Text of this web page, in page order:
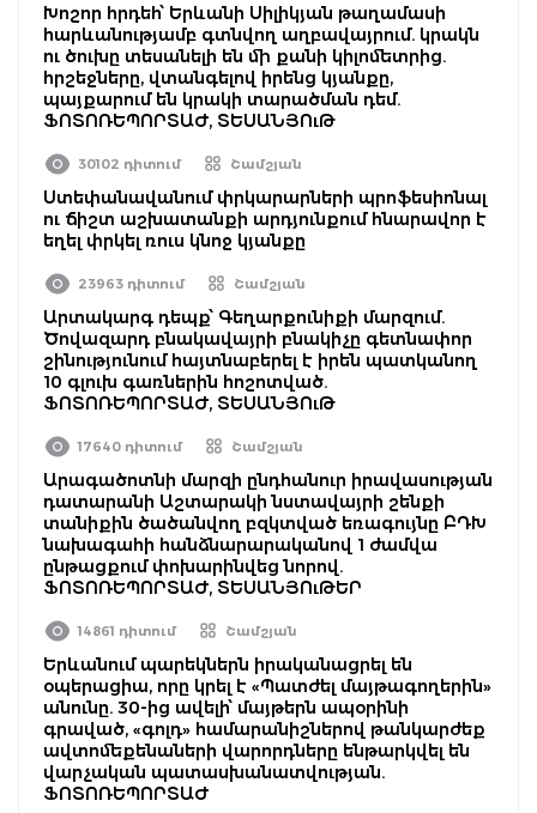
Խոշոր հրդեհ՝ Երևանի Սիլիկյան թաղամասի
հարևանությամբ գտնվող աղբավայրում. կրակն
ու ծուխը տեսանելի են մի քանի կիլոմետրից.
հրշեջները, վտանգելով իրենց կյանքը,
պայքարում են կրակի տարածման դեմ.
ՖՈՏՈՌԵՊՈՐՏԱԺ, ՏԵՍԱՆՅՈւԹ
30102 դիտում Շամշյան
Ստեփանավանում փրկարարների պրոֆեսիոնալ
ու ճիշտ աշխատանքի արդյունքում հնարավոր է
եղել փրկել ռուս կնոջ կյանքը
23963 դիտում Շամշյան
Արտակարգ դեպք՝ Գեղարքունիքի մարզում.
Ծովազարդ բնակավայրի բնակիչը գետնափոր
շինությունում հայտնաբերել է իրեն պատկանող
10 գլուխ գառներին հոշոտված.
ՖՈՏՈՌԵՊՈՐՏԱԺ, ՏԵՍԱՆՅՈւԹ
17640 դիտում Շամշյան
Արագածոտնի մարզի ընդհանուր իրավասության
դատարանի Աշտարակի նստավայրի շենքի
տանիքին ծածանվող բզկտված եռագույնը ԲԴԽ
նախագահի հանձնարարականով 1 ժամվա
ընթացքում փոխարինվեց նորով.
ՖՈՏՈՌԵՊՈՐՏԱԺ, ՏԵՍԱՆՅՈւԹԵՐ
14861 դիտում Շամշյան
Երևանում պարեկներն իրականացրել են
օպերացիա, որը կրել է «Պատժել մայթագողերին»
անունը. 30-ից ավելի՝ մայթերն ապօրինի
գրաված, «գոլդ» համարանիշներով թանկարժեք
ավտոմեքենաների վարորդները ենթարկվել են
վարչական պատասխանատվության.
ՖՈՏՈՌԵՊՈՐՏԱԺ